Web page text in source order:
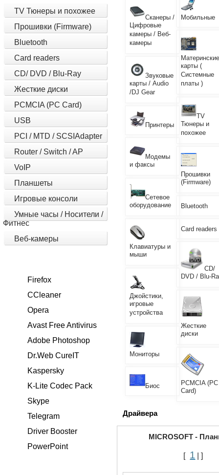
TV Тюнеры и похожее
Прошивки (Firmware)
Bluetooth
Card readers
CD/ DVD / Blu-Ray
Жесткие диски
PCMCIA (PC Card)
USB
PCI / MTD / SCSIAdapter
Router / Switch / AP
VoIP
Планшеты
Игровые консоли
Умные часы / Носители /
Фитнес
Веб-камеры
Firefox
CCleaner
Opera
Avast Free Antivirus
Adobe Photoshop
Dr.Web CureIT
Kaspersky
K-Lite Codec Pack
Skype
Telegram
Driver Booster
PowerPoint
Сканеры /
Цифровые
камеры / Веб-
камеры
Звуковые
карты / Audio
/DJ Gear
Принтеры
Модемы
и факсы
Сетевое
оборудование
Клавиатуры и
мыши
Джойстики,
игровые
устройства
Мониторы
Биос
Мобильные
карты (
Системные
платы )
TV
Тюнеры и
похожее
Прошивки
(Firmware)
Bluetooth
Card readers
CD/
DVD / Blu-
Жесткие
диски
PCMCIA (PC
Card)
Драйвера
MICROSOFT -
[ 1 | ]